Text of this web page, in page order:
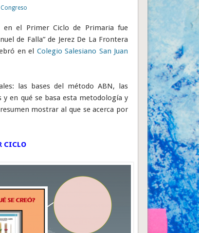
Congreso
el Primer Ciclo de Primaria fue
de Falla” de Jerez De La Frontera
en el Colegio Salesiano San Juan
las bases del método ABN, las
en qué se basa esta metodología y
mostrar al que se acerca por
CICLO